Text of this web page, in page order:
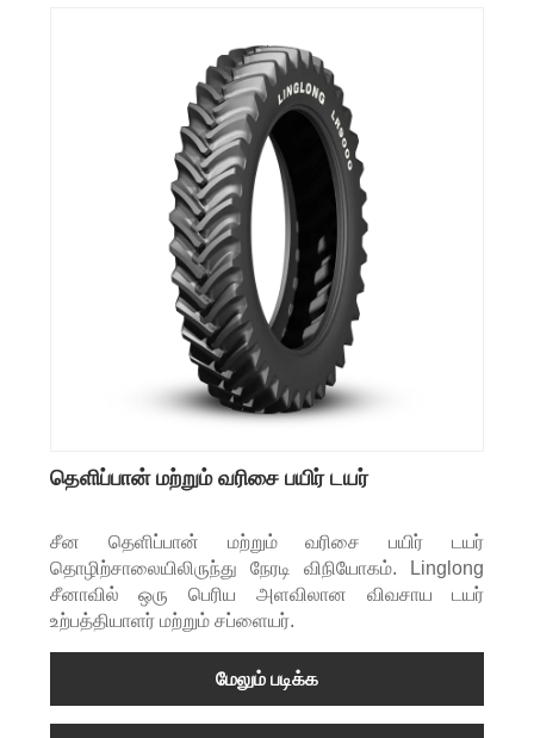
தெளிப்பான் மற்றும் வரிசை பயிர் டயர்
சீன தெளிப்பான் மற்றும் வரிசை பயிர் டயர்
தொழிற்சாலையிலிருந்து நேரடி விநியோகம். Linglong
சீனாவில் ஒரு பெரிய அளவிலான விவசாய டயர்
உற்பத்தியாளர் மற்றும் சப்ளையர்.
மேலும் படிக்க